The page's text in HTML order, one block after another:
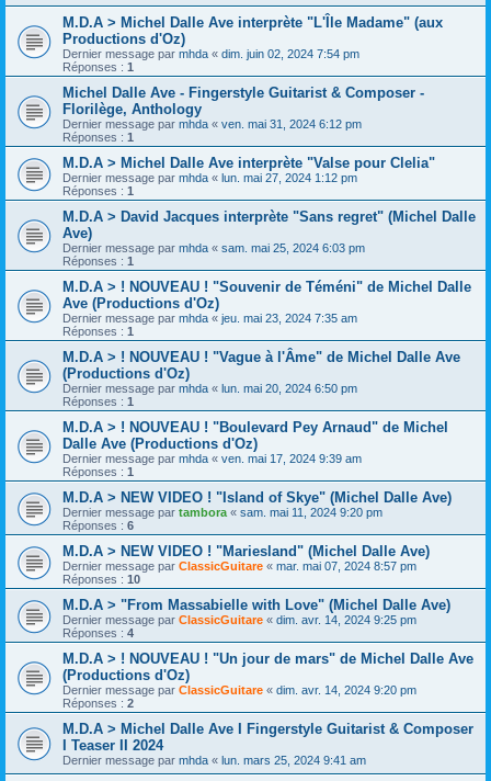
M.D.A > Michel Dalle Ave interprète "L'Île Madame" (aux
Productions d'Oz)
Dernier message par mhda « dim. juin 02, 2024 7:54 pm
Réponses : 1
Michel Dalle Ave - Fingerstyle Guitarist & Composer -
Florilège, Anthology
Dernier message par mhda « ven. mai 31, 2024 6:12 pm
Réponses : 1
M.D.A > Michel Dalle Ave interprète "Valse pour Clelia"
Dernier message par mhda « lun. mai 27, 2024 1:12 pm
Réponses : 1
M.D.A > David Jacques interprète "Sans regret" (Michel Dalle
Ave)
Dernier message par mhda « sam. mai 25, 2024 6:03 pm
Réponses : 1
M.D.A > ! NOUVEAU ! "Souvenir de Téméni" de Michel Dalle
Ave (Productions d'Oz)
Dernier message par mhda « jeu. mai 23, 2024 7:35 am
Réponses : 1
M.D.A > ! NOUVEAU ! "Vague à l'Âme" de Michel Dalle Ave
(Productions d'Oz)
Dernier message par mhda « lun. mai 20, 2024 6:50 pm
Réponses : 1
M.D.A > ! NOUVEAU ! "Boulevard Pey Arnaud" de Michel
Dalle Ave (Productions d'Oz)
Dernier message par mhda « ven. mai 17, 2024 9:39 am
Réponses : 1
M.D.A > NEW VIDEO ! "Island of Skye" (Michel Dalle Ave)
Dernier message par tambora « sam. mai 11, 2024 9:20 pm
Réponses : 6
M.D.A > NEW VIDEO ! "Mariesland" (Michel Dalle Ave)
Dernier message par ClassicGuitare « mar. mai 07, 2024 8:57 pm
Réponses : 10
M.D.A > "From Massabielle with Love" (Michel Dalle Ave)
Dernier message par ClassicGuitare « dim. avr. 14, 2024 9:25 pm
Réponses : 4
M.D.A > ! NOUVEAU ! "Un jour de mars" de Michel Dalle Ave
(Productions d'Oz)
Dernier message par ClassicGuitare « dim. avr. 14, 2024 9:20 pm
Réponses : 2
M.D.A > Michel Dalle Ave I Fingerstyle Guitarist & Composer
I Teaser II 2024
Dernier message par mhda « lun. mars 25, 2024 9:41 am